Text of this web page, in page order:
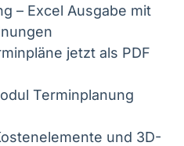
– Excel Ausgabe mit
jetzt als PDF
Terminplanung
und 3D-